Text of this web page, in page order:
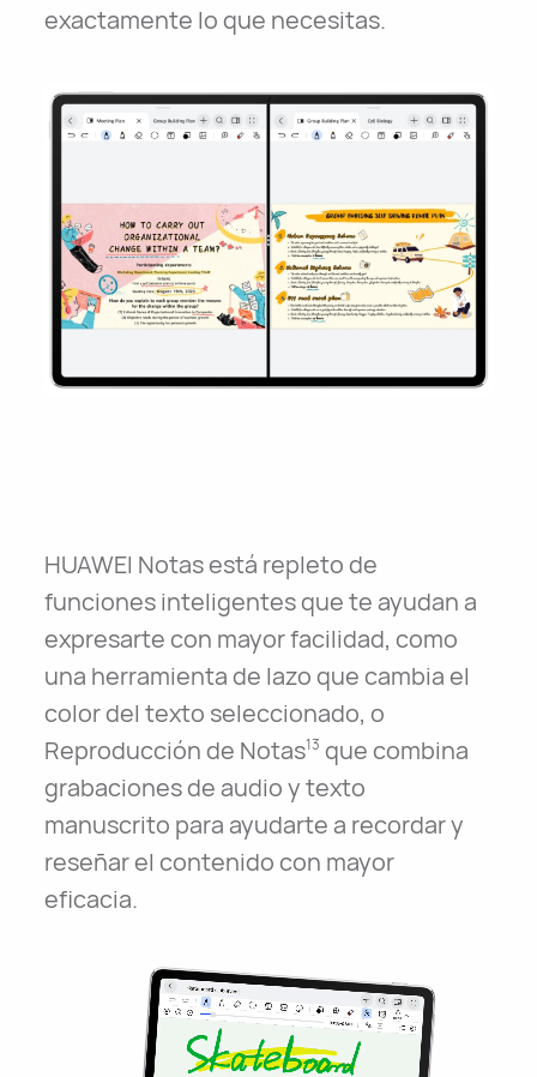
exactamente lo que necesitas.
HUAWEI Notas está repleto de
funciones inteligentes que te ayudan a
expresarte con mayor facilidad, como
una herramienta de lazo que cambia el
color del texto seleccionado, o
Reproducción de Notas13 que combina
grabaciones de audio y texto
manuscrito para ayudarte a recordar y
reseñar el contenido con mayor
eficacia.